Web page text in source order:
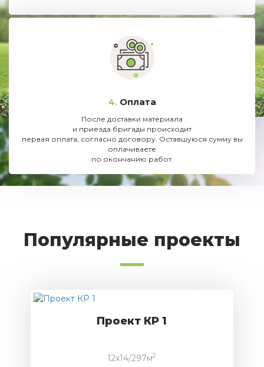
4. Оплата
После доставки материала
и приезда бригады происходит
первая оплата, согласно договору. Оставшуюся сумму вы
оплачиваете
по окончанию работ.
Популярные проекты
Проект КР 1
12x14/297м2